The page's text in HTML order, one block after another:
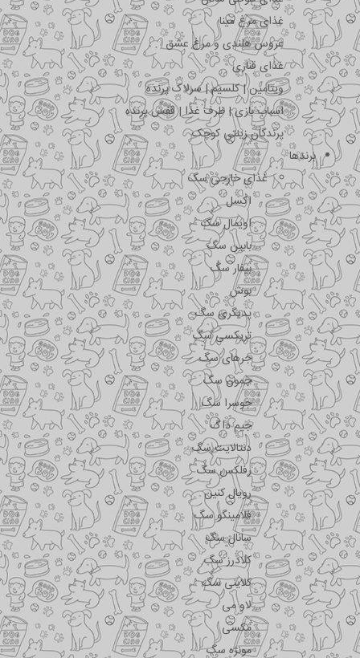
غذای مرغ مینا
عروس هلندی و مرغ عشق
غذای قناری
ویتامین | کلسیم | سرلاک پرنده
اسباب بازی | ظرف غذا | قفس پرنده
پرندگان زینتی کوچک
برندها
غذای خارجی سگ
اکسل
اویمال سگ
بابین سگ
بیفار سگ
بوش
پدیگری سگ
تریکسی سگ
جرهای سگ
جمون سگ
جوسرا سگ
جیم داگ
دنتالایت سگ
رفلکس سگ
رویال کنین
فلامینگو سگ
سانال سگ
کلادرز سگ
کلاینی سگ
لاو می
مکسی
مونژه سگ